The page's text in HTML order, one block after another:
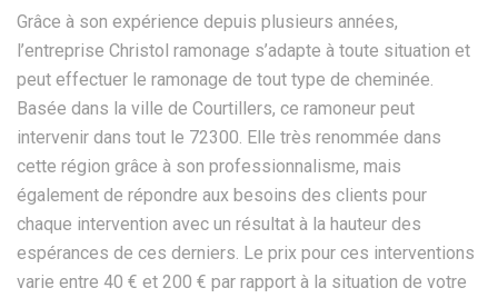
Grâce à son expérience depuis plusieurs années,
l’entreprise Christol ramonage s’adapte à toute situation et
peut effectuer le ramonage de tout type de cheminée.
Basée dans la ville de Courtillers, ce ramoneur peut
intervenir dans tout le 72300. Elle très renommée dans
cette région grâce à son professionnalisme, mais
également de répondre aux besoins des clients pour
chaque intervention avec un résultat à la hauteur des
espérances de ces derniers. Le prix pour ces interventions
varie entre 40 € et 200 € par rapport à la situation de votre